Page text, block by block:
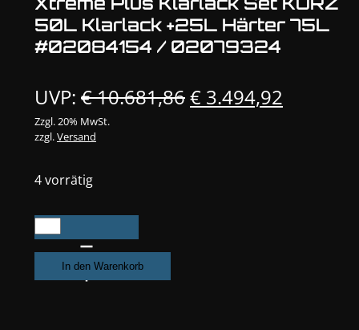
50L Klarlack +25L Härter 75L
#02084154 / 02079324
UVP: €10.681,86Ursprünglicher
€ 3.494,92
Zzgl. 20% MwSt.
zzgl.Versand
4 vorrätig
10x
Standox
K9600+K4580
VOC-
In den Warenkorb